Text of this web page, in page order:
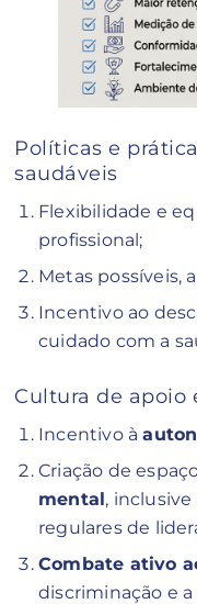
Políticas e
saudáveis
Flexibilidade e
profissional;
Metas possíveis,
Incentivo ao
cuidado com a
Cultura de apoio
Incentivo à
Criação de
mental,
regulares de
Combate ativo
discriminação e